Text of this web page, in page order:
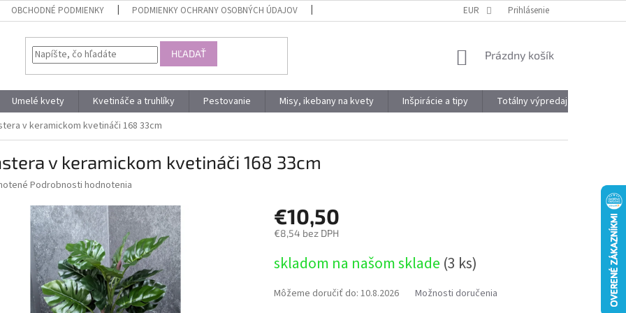
OBCHODNÉ PODMIENKY PODMIENKY OCHRANY OSOBNÝCH ÚDAJOV OBJEMOVÉ ZĽAVY VÝHODY REGISTRÁCIE
EUR Prihlásenie
HĽADAŤ
NÁKUPNÝ
Prázdny košík
Umelé kvety Kvetináče a truhlíky Pestovanie Misy, ikebany na kvety Inšpirácie a tipy Totálny výpredaj
v keramickom kvetináči 168 33cm
v keramickom kvetináči 168 33cm
Podrobnosti hodnotenia
€10,50
€8,54 bez DPH
cena:
skladom na našom sklade (3 ks)
Môžeme doručiť do: 10.8.2026 Možnosti doručenia